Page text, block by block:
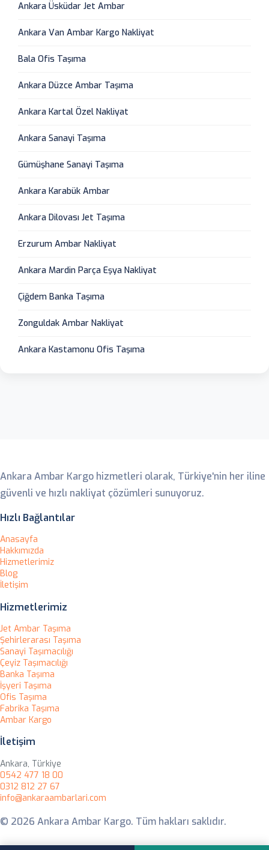
Ankara Üsküdar Jet Ambar
Ankara Van Ambar Kargo Nakliyat
Bala Ofis Taşıma
Ankara Düzce Ambar Taşıma
Ankara Kartal Özel Nakliyat
Ankara Sanayi Taşıma
Gümüşhane Sanayi Taşıma
Ankara Karabük Ambar
Ankara Dilovası Jet Taşıma
Erzurum Ambar Nakliyat
Ankara Mardin Parça Eşya Nakliyat
Çiğdem Banka Taşıma
Zonguldak Ambar Nakliyat
Ankara Kastamonu Ofis Taşıma
Ankara Ambar Kargo hizmetleri olarak, Türkiye'nin her iline
güvenli ve hızlı nakliyat çözümleri sunuyoruz.
Hızlı Bağlantılar
Anasayfa
Hakkımızda
Hizmetlerimiz
Blog
İletişim
Hizmetlerimiz
Jet Ambar Taşıma
Şehirlerarası Taşıma
Sanayi Taşımacılığı
Çeyiz Taşımacılığı
Banka Taşıma
İşyeri Taşıma
Ofis Taşıma
Fabrika Taşıma
Ambar Kargo
İletişim
Ankara, Türkiye
0542 477 18 00
0312 812 27 67
info@ankaraambarlari.com
© 2026 Ankara Ambar Kargo. Tüm hakları saklıdır.